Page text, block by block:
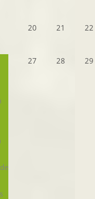
20 21 22
27 28 29